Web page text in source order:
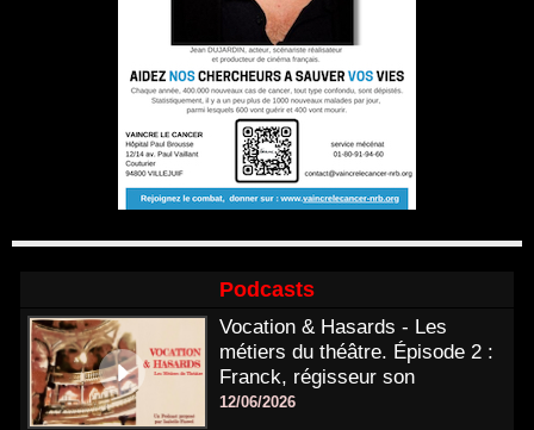
Podcasts
Vocation & Hasards - Les
métiers du théâtre. Épisode 2 :
Franck, régisseur son
12/06/2026